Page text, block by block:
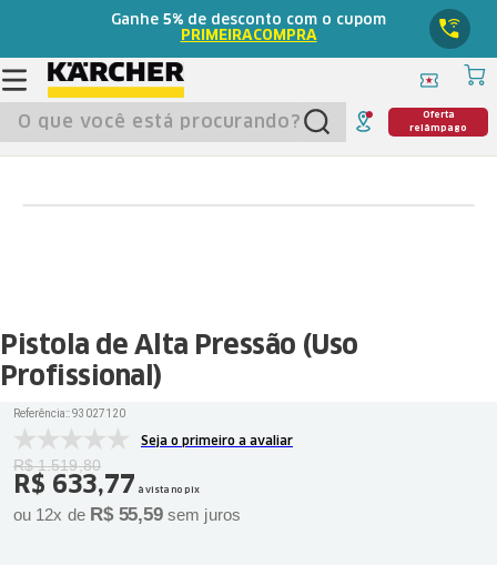
Ganhe 5% de desconto com o cupom
PRIMEIRACOMPRA
O que você está procurando?
Oferta
relâmpago
Pistola de Alta Pressão (Uso
Profissional)
Referência::93027120
Seja o primeiro a avaliar
R$ 1.519,80
R$ 633,77 à vista no pix
ou 12x de R$ 55,59 sem juros